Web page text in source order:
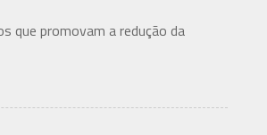
que promovam a redução da